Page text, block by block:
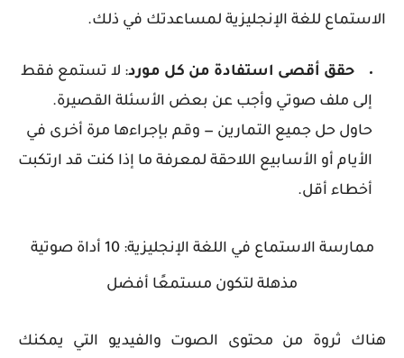
الاستماع للغة الإنجليزية لمساعدتك في ذلك.
حقق أقصى استفادة من كل مورد: لا تستمع فقط
إلى ملف صوتي وأجب عن بعض الأسئلة القصيرة.
حاول حل جميع التمارين — وقم بإجراءها مرة أخرى في
الأيام أو الأسابيع اللاحقة لمعرفة ما إذا كنت قد ارتكبت
أخطاء أقل.
ممارسة الاستماع في اللغة الإنجليزية: 10 أداة صوتية
مذهلة لتكون مستمعًا أفضل
هناك ثروة من محتوى الصوت والفيديو التي يمكنك